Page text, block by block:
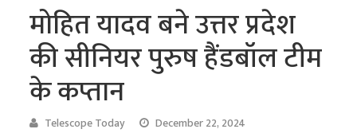
मोहित यादव बने उत्तर प्रदेश
की सीनियर पुरुष हैंडबॉल टीम
के कप्तान
Telescope Today December 22, 2024